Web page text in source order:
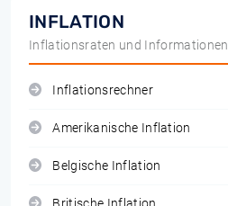
INFLATION
Inflationsraten und Informationen
Inflationsrechner
Amerikanische Inflation
Belgische Inflation